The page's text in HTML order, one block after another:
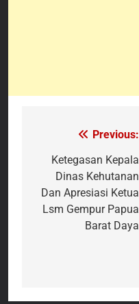
Navigasi
pos
Previous:
Ketegasan Kepala
Dinas Kehutanan
Dan Apresiasi Ketua
Lsm Gempur Papua
Barat Daya